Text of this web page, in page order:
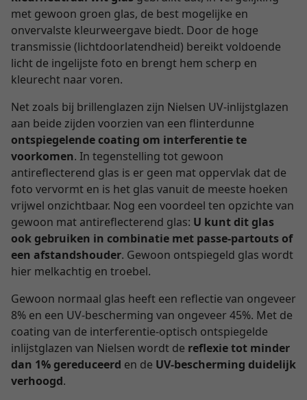
met gewoon groen glas, de best mogelijke en
onvervalste kleurweergave biedt. Door de hoge
transmissie (lichtdoorlatendheid) bereikt voldoende
licht de ingelijste foto en brengt hem scherp en
kleurecht naar voren.
Net zoals bij brillenglazen zijn Nielsen UV-inlijstglazen
aan beide zijden voorzien van een flinterdunne
ontspiegelende coating om interferentie te
voorkomen. In tegenstelling tot gewoon
antireflecterend glas is er geen mat oppervlak dat de
foto vervormt en is het glas vanuit de meeste hoeken
vrijwel onzichtbaar. Nog een voordeel ten opzichte van
gewoon mat antireflecterend glas: U kunt dit glas
ook gebruiken in combinatie met passe-partouts of
een afstandshouder. Gewoon ontspiegeld glas wordt
hier melkachtig en troebel.
Gewoon normaal glas heeft een reflectie van ongeveer
8% en een UV-bescherming van ongeveer 45%. Met de
coating van de interferentie-optisch ontspiegelde
inlijstglazen van Nielsen wordt de reflexie tot minder
dan 1% gereduceerd en de UV-bescherming duidelijk
verhoogd.